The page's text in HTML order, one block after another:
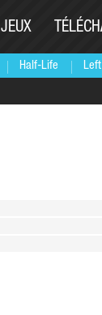
Half-Life
JEUX